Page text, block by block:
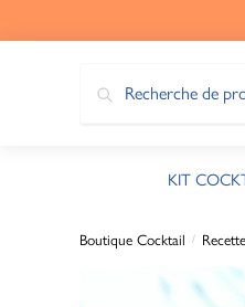
KIT
Boutique Cocktail /